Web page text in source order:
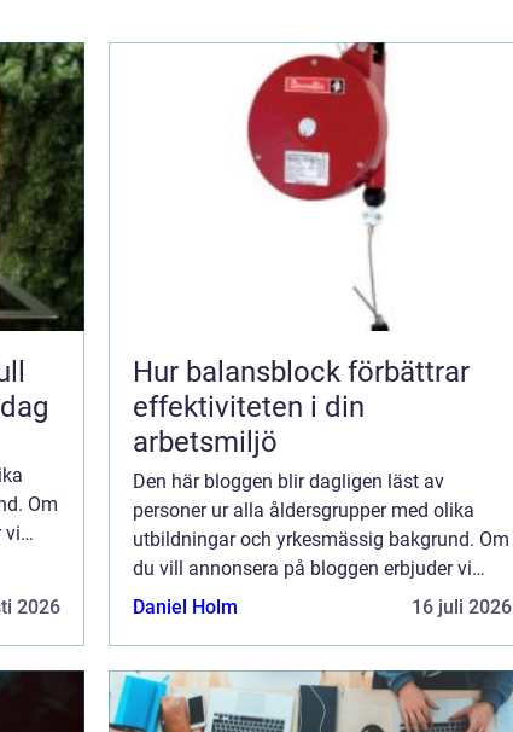
Om
vi
2026
Hur balansblock förbättrar
effektiviteten i din
arbetsmiljö
Den här bloggen blir dagligen läst av
personer ur alla åldersgrupper med olika
utbildningar och yrkesmässig bakgrund. Om
du vill annonsera på bloggen erbjuder vi
flera möjligheter. Bannerannonser är endast
Daniel Holm 16 juli 2026